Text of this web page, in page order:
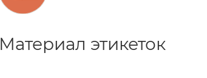
Материал этикеток